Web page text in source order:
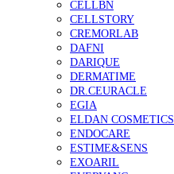
CELLBN
CELLSTORY
CREMORLAB
DAFNI
DARIQUE
DERMATIME
DR.CEURACLE
EGIA
ELDAN COSMETICS
ENDOCARE
ESTIME&SENS
EXOARIL